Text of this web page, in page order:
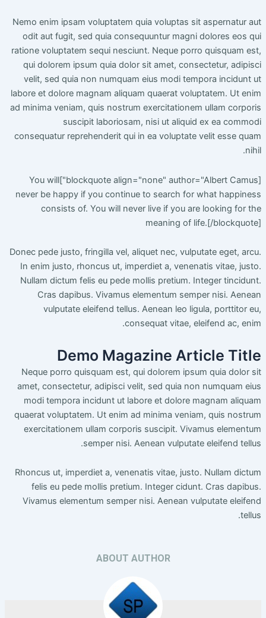
Nemo enim ipsam voluptatem quia voluptas sit aspernatur aut
odit aut fugit, sed quia consequuntur magni dolores eos qui
ratione voluptatem sequi nesciunt. Neque porro quisquam est,
qui dolorem ipsum quia dolor sit amet, consectetur, adipisci
velit, sed quia non numquam eius modi tempora incidunt ut
labore et dolore magnam aliquam quaerat voluptatem. Ut enim
ad minima veniam, quis nostrum exercitationem ullam corporis
suscipit laboriosam, nisi ut aliquid ex ea commodi
consequatur reprehenderit qui in ea voluptate velit esse quam
nihil.
[blockquote align="none" author="Albert Camus"]
You will
never be happy if you continue to search for what happiness
consists of. You will never live if you are looking for the
meaning of life.[/blockquote]
Donec pede justo, fringilla vel, aliquet nec, vulputate eget, arcu.
In enim justo, rhoncus ut, imperdiet a, venenatis vitae, justo.
Nullam dictum felis eu pede mollis pretium. Integer tincidunt.
Cras dapibus. Vivamus elementum semper nisi. Aenean
vulputate eleifend tellus. Aenean leo ligula, porttitor eu,
consequat vitae, eleifend ac, enim.
Demo Magazine Article Title
Neque porro quisquam est, qui dolorem ipsum quia dolor sit
amet, consectetur, adipisci velit, sed quia non numquam eius
modi tempora incidunt ut labore et dolore magnam aliquam
quaerat voluptatem. Ut enim ad minima veniam, quis nostrum
exercitationem ullam corporis suscipit. Vivamus elementum
semper nisi. Aenean vulputate eleifend tellus.
Rhoncus ut, imperdiet a, venenatis vitae, justo. Nullam dictum
felis eu pede mollis pretium. Integer cidunt. Cras dapibus.
Vivamus elementum semper nisi. Aenean vulputate eleifend
tellus.
ABOUT AUTHOR